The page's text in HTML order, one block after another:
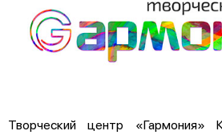
Творческий центр «Гармония»